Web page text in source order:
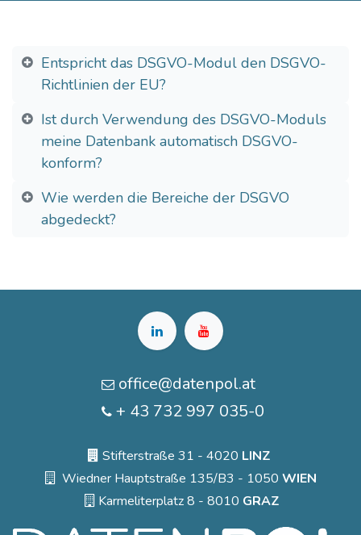
Entspricht das DSGVO-Modul den DSGVO-
Richtlinien der EU?
Ist durch Verwendung des DSGVO-Moduls
meine Datenbank automatisch DSGVO-
konform?
Wie werden die Bereiche der DSGVO
abgedeckt?
office@datenpol.at
+ 43 732 997 035-0
Stifterstraße 31 - 4020 LINZ
Wiedner Hauptstraße 135/B3 - 1050 WIEN
Karmeliterplatz 8 - 8010 GRAZ